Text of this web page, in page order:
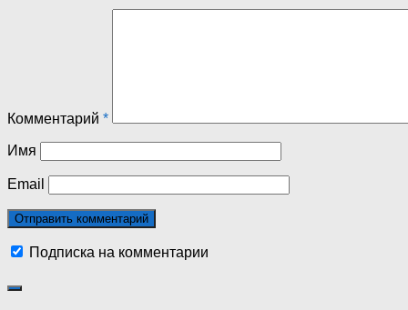
Комментарий *
Имя
Email
Подписка на комментарии